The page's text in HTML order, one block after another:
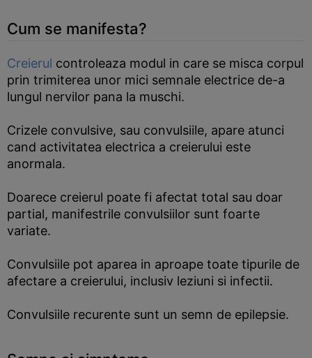
Cum se manifesta?
Creierul controleaza modul in care se misca corpul
prin trimiterea unor mici semnale electrice de-a
lungul nervilor pana la muschi.
Crizele convulsive, sau convulsiile, apare atunci
cand activitatea electrica a creierului este
anormala.
Doarece creierul poate fi afectat total sau doar
partial, manifestrile convulsiilor sunt foarte
variate.
Convulsiile pot aparea in aproape toate tipurile de
afectare a creierului, inclusiv leziuni si infectii.
Convulsiile recurente sunt un semn de epilepsie.